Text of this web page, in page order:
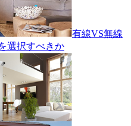
有線VS無線
選択すべきか